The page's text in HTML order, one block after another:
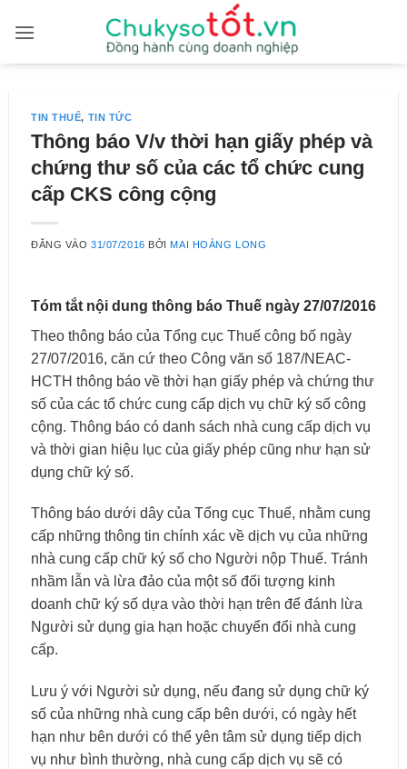
qua
TIN THUẾ, TIN TỨC
Thông báo V/v thời hạn giấy phép và
chứng thư số của các tổ chức cung
cấp CKS công cộng
ĐĂNG VÀO31/07/2016 BỞIMAI HOÀNG LONG
Tóm tắt nội dung thông báo Thuế ngày 27/07/2016
Theo thông báo của Tổng cục Thuế công bố ngày
27/07/2016, căn cứ theo Công văn số 187/NEAC-
HCTH thông báo về thời hạn giấy phép và chứng thư
số của các tổ chức cung cấp dịch vụ chữ ký số công
cộng. Thông báo có danh sách nhà cung cấp dịch vụ
và thời gian hiệu lục của giấy phép cũng như hạn sử
dụng chữ ký số.
Thông báo dưới dây của Tổng cục Thuế, nhằm cung
cấp những thông tin chính xác về dịch vụ của những
nhà cung cấp chữ ký số cho Người nộp Thuế. Tránh
nhầm lẫn và lừa đảo của một số đối tượng kinh
doanh chữ ký số dựa vào thời hạn trên để đánh lừa
Người sử dụng gia hạn hoặc chuyển đổi nhà cung
cấp.
Lưu ý với Người sử dụng, nếu đang sử dụng chữ ký
số của những nhà cung cấp bên dưới, có ngày hết
hạn như bên dưới có thể yên tâm sử dụng tiếp dịch
vụ như bình thường, nhà cung cấp dịch vụ sẽ có